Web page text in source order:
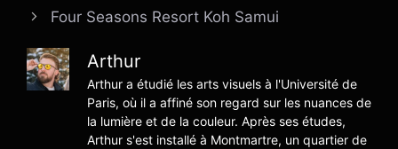
Four Seasons Resort Koh Samui
Arthur
Arthur a étudié les arts visuels à l'Université de
Paris, où il a affiné son regard sur les nuances de
la lumière et de la couleur. Après ses études,
Arthur s'est installé à Montmartre, un quartier de